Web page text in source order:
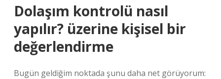
Dolaşım kontrolü nasıl
yapılır? üzerine kişisel bir
değerlendirme
Bugün geldiğim noktada şunu daha net görüyorum: